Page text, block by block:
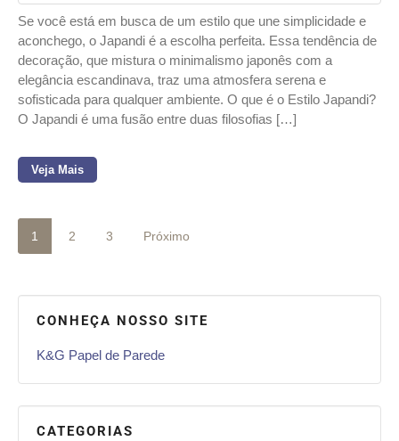
Se você está em busca de um estilo que une simplicidade e
aconchego, o Japandi é a escolha perfeita. Essa tendência de
decoração, que mistura o minimalismo japonês com a
elegância escandinava, traz uma atmosfera serena e
sofisticada para qualquer ambiente. O que é o Estilo Japandi?
O Japandi é uma fusão entre duas filosofias […]
Veja Mais
1 2 3 Próximo
CONHEÇA NOSSO SITE
K&G Papel de Parede
CATEGORIAS